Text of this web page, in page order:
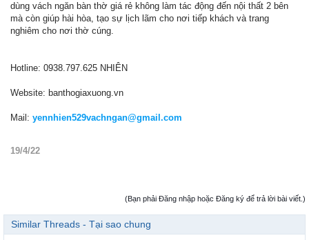
dùng vách ngăn bàn thờ giá rẻ không làm tác động đến nội thất 2 bên
mà còn giúp hài hòa, tạo sự lịch lãm cho nơi tiếp khách và trang
nghiêm cho nơi thờ cúng.
Hotline: 0938.797.625 NHIÊN
Website: banthogiaxuong.vn
Mail: yennhien529vachngan@gmail.com
19/4/22
(Bạn phải Đăng nhập hoặc Đăng ký để trả lời bài viết.)
Similar Threads - Tại sao chung